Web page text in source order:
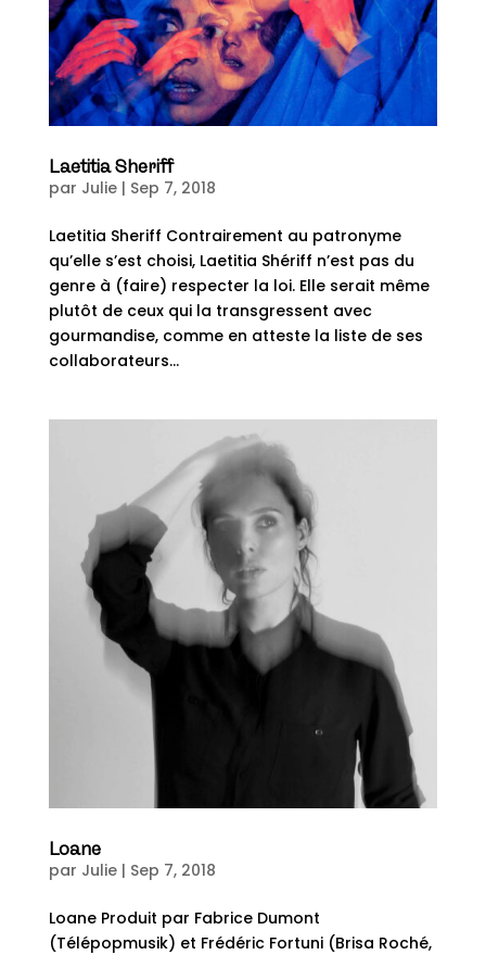
Laetitia Sheriff
par Julie| Sep 7, 2018
Laetitia Sheriff Contrairement au patronyme
qu’elle s’est choisi, Laetitia Shériff n’est pas du
genre à (faire) respecter la loi. Elle serait même
plutôt de ceux qui la transgressent avec
gourmandise, comme en atteste la liste de ses
collaborateurs...
Loane
par Julie| Sep 7, 2018
Loane Produit par Fabrice Dumont
(Télépopmusik) et Frédéric Fortuni (Brisa Roché,